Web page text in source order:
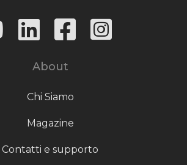
About
Chi Siamo
Magazine
Contatti e supporto